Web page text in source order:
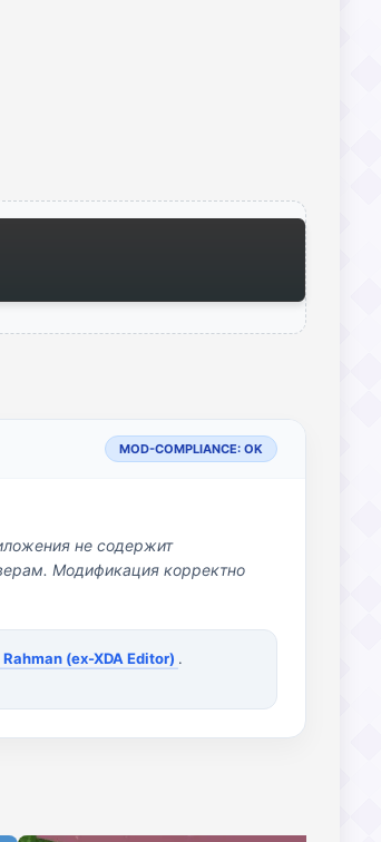
MOD-COMPLIANCE: OK
не содержит
Модификация корректно
(ex-XDA Editor) .